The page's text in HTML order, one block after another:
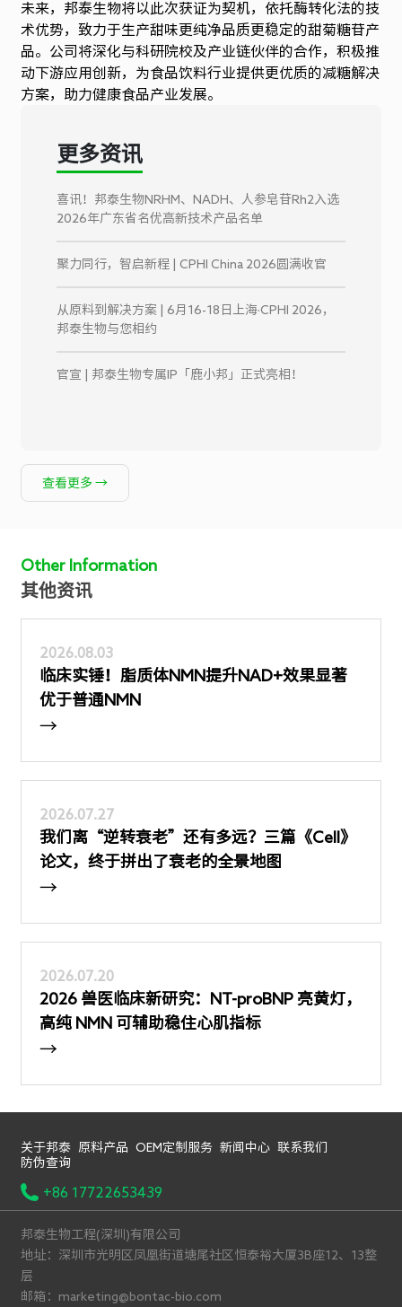
未来，邦泰生物将以此次获证为契机，依托酶转化法的技
术优势，致力于生产甜味更纯净品质更稳定的甜菊糖苷产
品。公司将深化与科研院校及产业链伙伴的合作，积极推
动下游应用创新，为食品饮料行业提供更优质的减糖解决
方案，助力健康食品产业发展。
更多资讯
喜讯！邦泰生物NRHM、NADH、人参皂苷Rh2入选
2026年广东省名优高新技术产品名单
聚力同行，智启新程 | CPHI China 2026圆满收官
从原料到解决方案 | 6月16-18日上海·CPHI 2026，
邦泰生物与您相约
官宣 | 邦泰生物专属IP「鹿小邦」正式亮相！
查看更多 →
Other Information
其他资讯
2026.08.03
临床实锤！脂质体NMN提升NAD+效果显著
优于普通NMN
→
2026.07.27
我们离“逆转衰老”还有多远？三篇《Cell》
论文，终于拼出了衰老的全景地图
→
2026.07.20
2026 兽医临床新研究：NT-proBNP 亮黄灯，
高纯 NMN 可辅助稳住心肌指标
→
关于邦泰 原料产品 OEM定制服务 新闻中心
联系我们
防伪查询
+86 17722653439
邦泰生物工程(深圳)有限公司
地址：深圳市光明区凤凰街道塘尾社区恒泰裕大厦3B座12、13整
层
邮箱：marketing@bontac-bio.com